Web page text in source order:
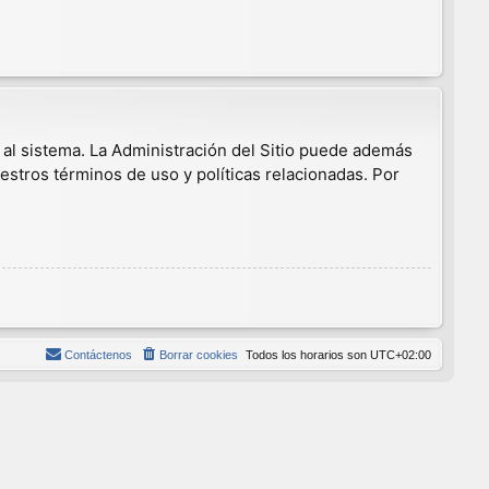
sistema. La Administración del Sitio puede además
términos de uso y políticas relacionadas. Por
Todos los horarios son UTC+02:00
Borrar cookies
Contáctenos